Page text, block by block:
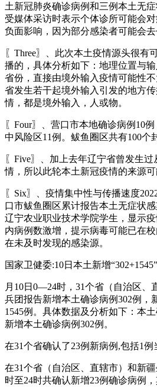
土新冠肺炎确诊病例和三例本土无
受媒体采访时表示个体诊所可能会
负面影响，因为部分感染者可能会去
〖Three〗、此次本土疫情源头很有
播的，具体分析如下：地理位置与
省份，直接由境外输入疫情可能性
省发生若干起境外输入引发的地方
情，都是境外输入，人或物。
〖Four〗、营口市本地确诊病例10
中风险区11例。鲅鱼圈区共有100个
〖Five〗、加上去年辽宁省曾发生
情，所以此轮本土新冠疫情的来源可
〖Six〗、疫情集中性与传播速度
口市鲅鱼圈区累计报告本土无症状
辽宁农业职业技术学院学生，显示
内病例数激增，提示病毒可能已在
在未及时发现的感染源。
国家卫健委:10日本土新增“302+1545”
月10日0—24时，31个省（自治区、
兵团报告新增本土确诊病例302例，
1545例。具体数据及分析如下：本
新增本土确诊病例302例。
在31个省确认了23例新病例,包括1例
在31个省（自治区、直辖市）和新
时至24时共确认新增23例确诊病例